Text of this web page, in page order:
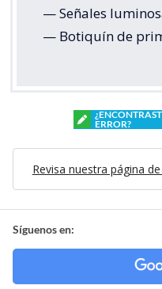
— Señales
— Botiquín de
ERROR?
Revisa nuestra página
Síguenos en: